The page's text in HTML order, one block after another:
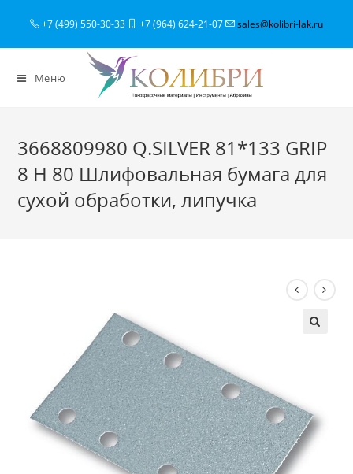
+7 (499) 550-30-33 +7 (964) 624-21-07 sales@kolibri-lak.ru
Меню
3668809980 Q.SILVER 81*133 GRIP
8 H 80 Шлифовальная бумага для
сухой обработки, липучка